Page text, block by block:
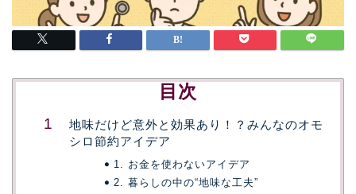
目次
地味だけど意外と効果あり！？みんなのオモ
シロ節約アイデア
1. お金を使わないアイデア
2. 暮らしの中の“地味な工夫”